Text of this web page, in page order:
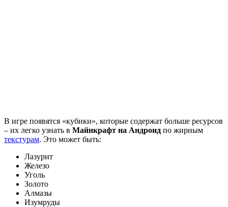
В игре появятся «кубики», которые содержат больше ресурсов
– их легко узнать в Майнкрафт на Андроид по жирным
текстурам. Это может быть:
Лазурит
Железо
Уголь
Золото
Алмазы
Изумруды